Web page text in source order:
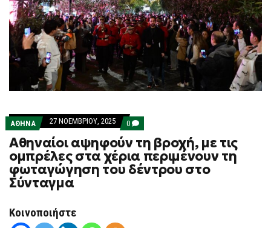
ΑΘΗΝΑ 27 ΝΟΕΜΒΡΊΟΥ, 2025 0 COMMENTS
ON
ΑΘΗΝΑΊΟΙ
ΑΨΗΦΟΎΝ
ΤΗ
ΒΡΟΧΉ,
Αθηναίοι αψηφούν τη βροχή, με τις
ομπρέλες στα χέρια περιμένουν τη
φωταγώγηση του δέντρου στο
Σύνταγμα
Κοινοποιήστε